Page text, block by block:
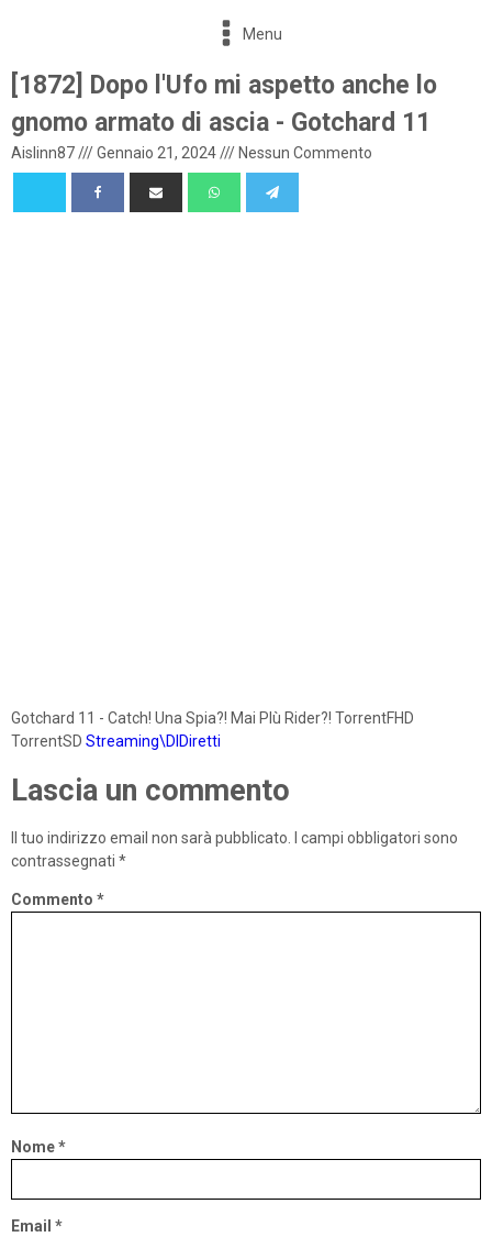
Menu
[1872] Dopo l'Ufo mi aspetto anche lo
gnomo armato di ascia - Gotchard 11
Aislinn87///Gennaio 21, 2024/// Nessun Commento
Gotchard 11 - Catch! Una Spia?! Mai PIù Rider?! TorrentFHD
TorrentSD Streaming\DlDiretti
Lascia un commento
Il tuo indirizzo email non sarà pubblicato.
I campi obbligatori sono
contrassegnati *
Commento *
Nome*
Email *